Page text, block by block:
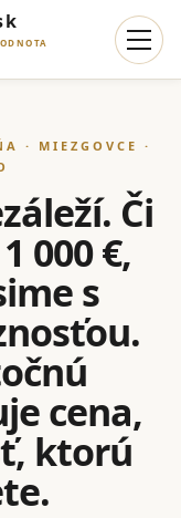
· MIEZGOVCE ·
Či
000 €,
s
cena,
ktorú